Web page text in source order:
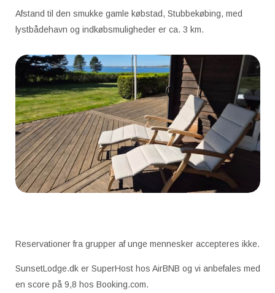
Afstand til den smukke gamle købstad, Stubbekøbing, med
lystbådehavn og indkøbsmuligheder er ca. 3 km.
Reservationer fra grupper af unge mennesker accepteres ikke.
SunsetLodge.dk er SuperHost hos AirBNB og vi anbefales med
en score på 9,8 hos Booking.com.